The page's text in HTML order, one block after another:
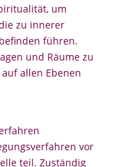
um
zu innerer
führen.
und Räume zu
allen Ebenen
vor
teil. Zuständig